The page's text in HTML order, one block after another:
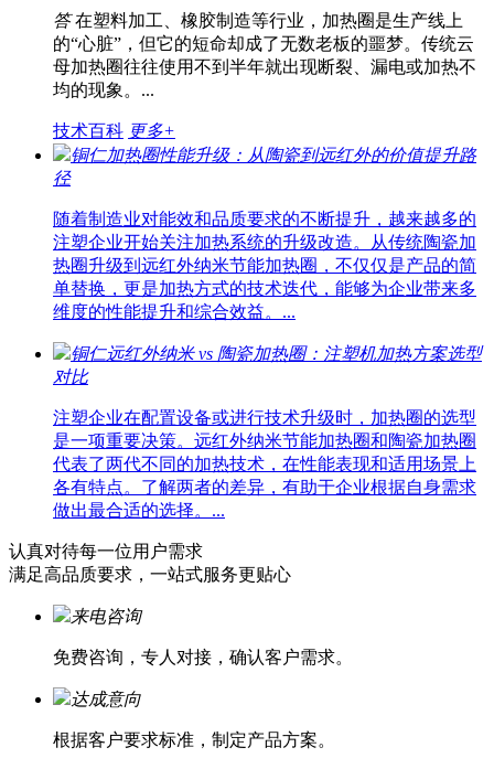
答在塑料加工、橡胶制造等行业，加热圈是生产线上
的“心脏”，但它的短命却成了无数老板的噩梦。传统云
母加热圈往往使用不到半年就出现断裂、漏电或加热不
均的现象。...
技术百科 更多+
铜仁加热圈性能升级：从陶瓷到远红外的价值提升路
径
随着制造业对能效和品质要求的不断提升，越来越多的
注塑企业开始关注加热系统的升级改造。从传统陶瓷加
热圈升级到远红外纳米节能加热圈，不仅仅是产品的简
单替换，更是加热方式的技术迭代，能够为企业带来多
维度的性能提升和综合效益。...
铜仁远红外纳米 vs 陶瓷加热圈：注塑机加热方案选型
对比
注塑企业在配置设备或进行技术升级时，加热圈的选型
是一项重要决策。远红外纳米节能加热圈和陶瓷加热圈
代表了两代不同的加热技术，在性能表现和适用场景上
各有特点。了解两者的差异，有助于企业根据自身需求
做出最合适的选择。...
认真对待每一位用户需求
满足高品质要求，一站式服务更贴心
来电咨询
免费咨询，专人对接，确认客户需求。
达成意向
根据客户要求标准，制定产品方案。